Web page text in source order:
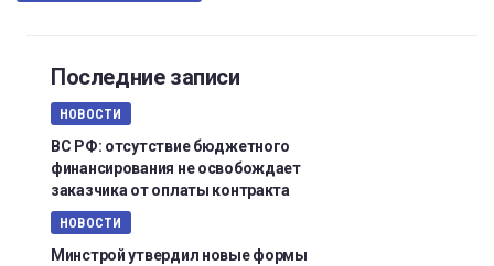
Последние записи
НОВОСТИ
ВС РФ: отсутствие бюджетного
финансирования не освобождает
заказчика от оплаты контракта
НОВОСТИ
Минстрой утвердил новые формы